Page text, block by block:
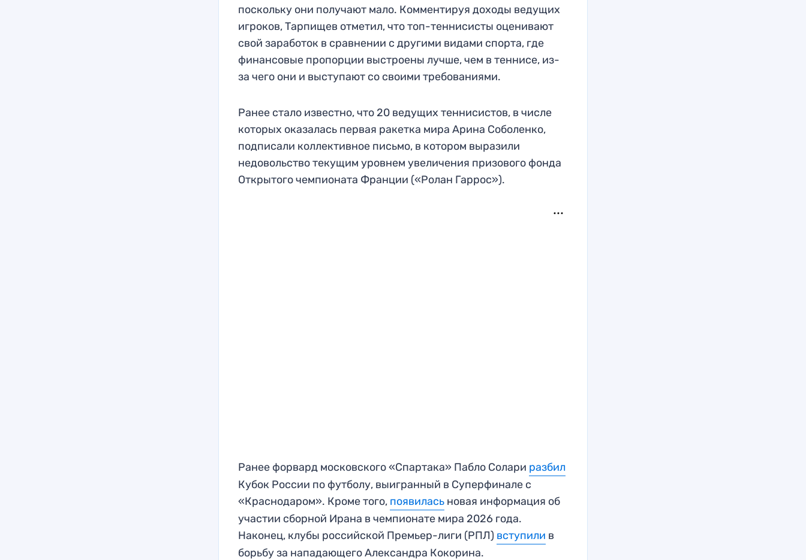
поскольку они получают мало. Комментируя доходы ведущих
игроков, Тарпищев отметил, что топ-теннисисты оценивают
свой заработок в сравнении с другими видами спорта, где
финансовые пропорции выстроены лучше, чем в теннисе, из-
за чего они и выступают со своими требованиями.
Ранее стало известно, что 20 ведущих теннисистов, в числе
которых оказалась первая ракетка мира Арина Соболенко,
подписали коллективное письмо, в котором выразили
недовольство текущим уровнем увеличения призового фонда
Открытого чемпионата Франции («Ролан Гаррос»).
Ранее форвард московского «Спартака» Пабло Солари разбил
Кубок России по футболу, выигранный в Суперфинале с
«Краснодаром». Кроме того, появилась новая информация об
участии сборной Ирана в чемпионате мира 2026 года.
Наконец, клубы российской Премьер-лиги (РПЛ) вступили в
борьбу за нападающего Александра Кокорина.